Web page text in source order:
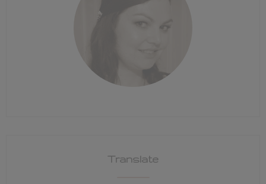
Translate